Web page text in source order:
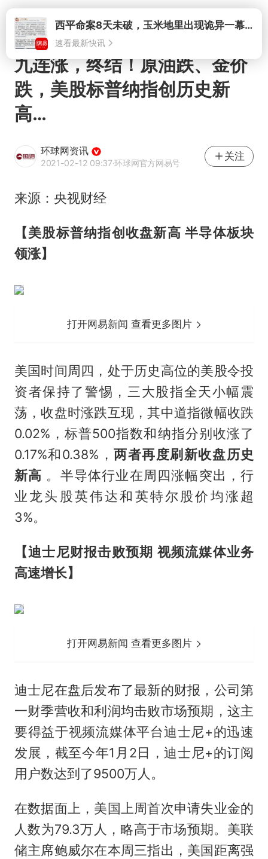
打开西平命案8天未破，玉米地里出现诡异一幕，我突然想起了欧金中
速看最新快讯
九连涨，终结！原油跌、金价
跌，美股标普纳指创历史新
高…
环球网资讯
2021-02-12 09:37·环球网官方网易号
关注
来源：央视财经
【美股标普纳指创收盘新高 半导体板块
领涨】
打开网易新闻 查看更多图片
美国时间周四，处于历史高位的美股令投
资者保持了警惕，三大股指全天小幅震
荡，收盘时涨跌互现，其中道指微幅收跌
0.02%，标普500指数和纳指分别收涨了
0.17%和0.38%，两者再度刷新收盘历史
新高 。半导体行业在周四涨幅突出，行
业龙头股英伟达和英特尔股价均涨超
3%。
【迪士尼财报击败预期 视频流媒体业务
高速增长】
打开网易新闻 查看更多图片
迪士尼在盘后发布了最新的财报，公司第
一财季营收和利润均击败市场预期，这主
要得益于视频流媒体平台迪士尼+的迅速
发展，截至今年1月2日，迪士尼+的订阅
用户数达到了9500万人。
在数据面上，美国上周首次申请失业金的
人数为79.3万人，略高于市场预期。美联
储主席鲍威尔在本周三指出，美国距离强